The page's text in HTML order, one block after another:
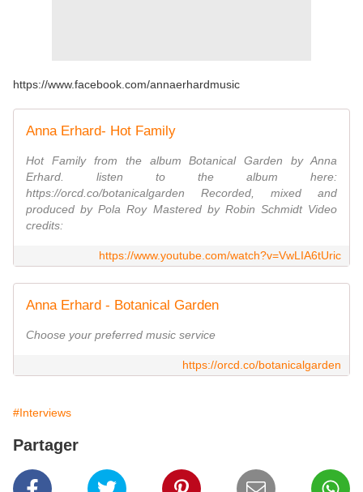
https://www.facebook.com/annaerhardmusic
Anna Erhard- Hot Family
Hot Family from the album Botanical Garden by Anna
Erhard. listen to the album here:
https://orcd.co/botanicalgarden Recorded, mixed and
produced by Pola Roy Mastered by Robin Schmidt Video
credits:
https://www.youtube.com/watch?v=VwLIA6tUric
Anna Erhard - Botanical Garden
Choose your preferred music service
https://orcd.co/botanicalgarden
#Interviews
Partager